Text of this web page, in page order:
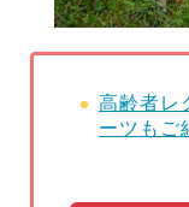
高齢者レ
ーツもご